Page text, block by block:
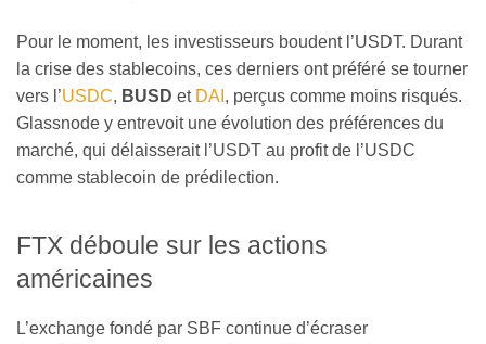
Pour le moment, les investisseurs boudent l’USDT. Durant
la crise des stablecoins, ces derniers ont préféré se tourner
vers l’USDC, BUSD et DAI , perçus comme moins risqués.
Glassnode y entrevoit une évolution des préférences du
marché, qui délaisserait l’USDT au profit de l’USDC
comme stablecoin de prédilection.
FTX déboule sur les actions
américaines
L’exchange fondé par SBF continue d’écraser